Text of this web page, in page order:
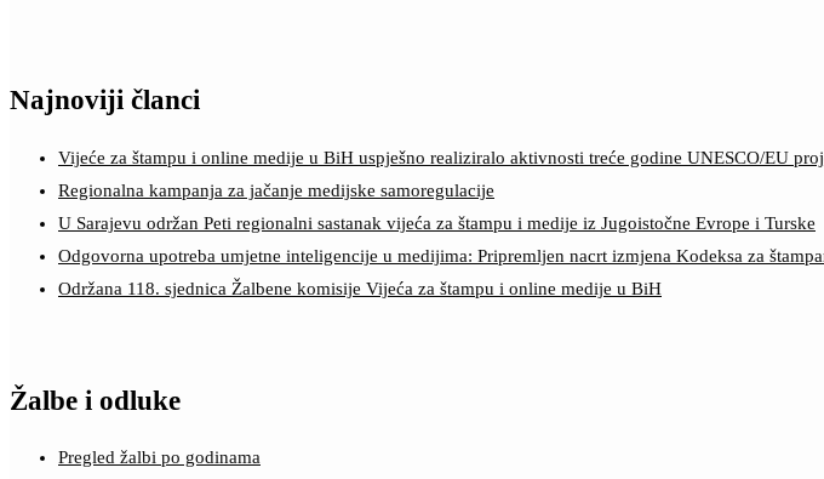
Najnoviji članci
Vijeće za štampu i online medije u BiH uspješno realiziralo aktivnosti treće godine UNESCO/EU
Regionalna kampanja za jačanje medijske samoregulacije
U Sarajevu održan Peti regionalni sastanak vijeća za štampu i medije iz Jugoistočne Evrope i Turske
Odgovorna upotreba umjetne inteligencije u medijima: Pripremljen nacrt izmjena Kodeksa za
Održana 118. sjednica Žalbene komisije Vijeća za štampu i online medije u BiH
Žalbe i odluke
Pregled žalbi po godinama